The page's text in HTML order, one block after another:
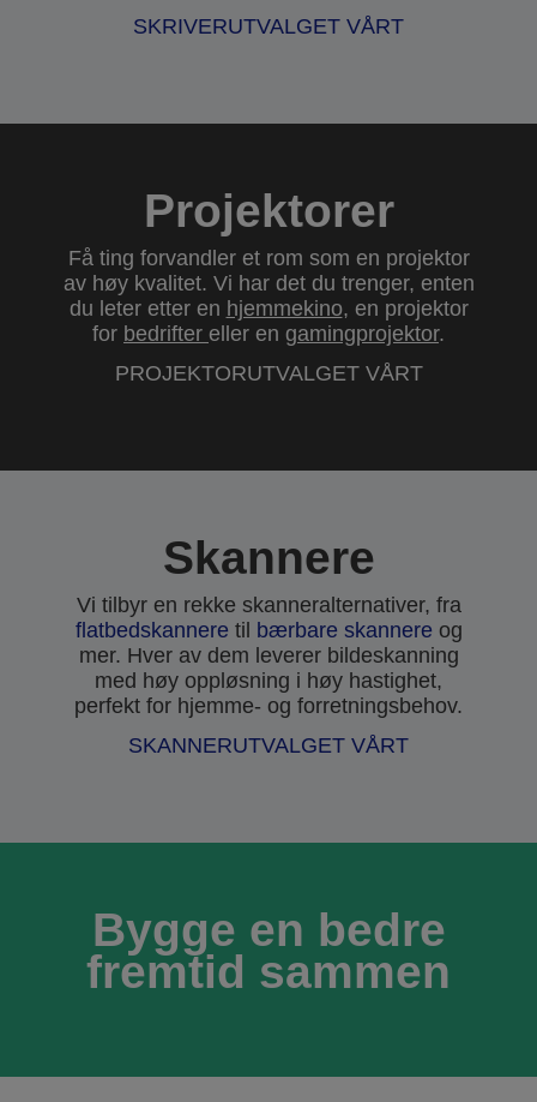
SKRIVERUTVALGET VÅRT
Projektorer
Få ting forvandler et rom som en projektor
av høy kvalitet. Vi har det du trenger, enten
du leter etter en hjemmekino, en projektor
for bedrifter eller en gamingprojektor.
PROJEKTORUTVALGET VÅRT
Skannere
Vi tilbyr en rekke skanneralternativer, fra
flatbedskannere til bærbare skannere og
mer. Hver av dem leverer bildeskanning
med høy oppløsning i høy hastighet,
perfekt for hjemme- og forretningsbehov.
SKANNERUTVALGET VÅRT
Bygge en bedre
fremtid sammen